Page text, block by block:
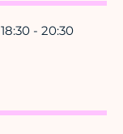
18:30 - 20:30